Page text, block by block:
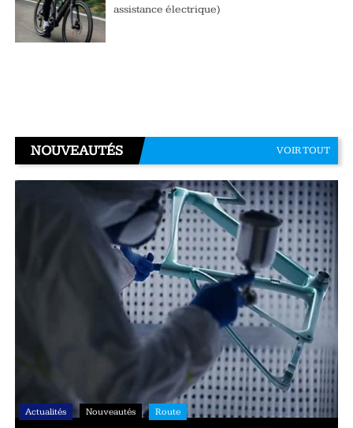
assistance électrique)
NOUVEAUTÉS VOIR TOUT
Actualités Nouveautés Route